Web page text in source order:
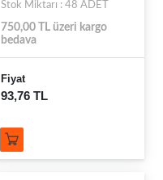
Stok Miktarı : 48 ADET
750,00 TL üzeri kargo
bedava
Fiyat
93,76 TL